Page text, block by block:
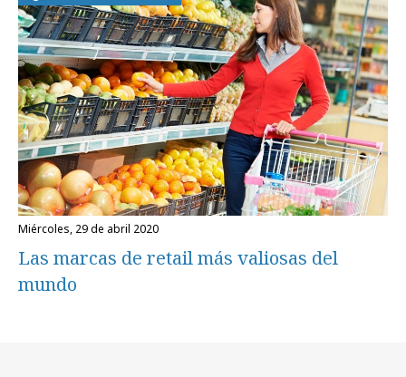
miércoles, 29 de abril 2020
Las marcas de retail más valiosas del
mundo